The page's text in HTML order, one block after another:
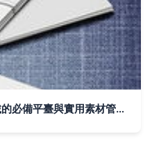
創意無限 精品平面設計圖下載的必備平臺與實用素材管理策略